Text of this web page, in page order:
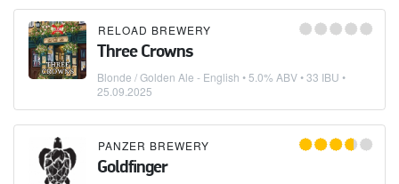
RELOAD BREWERY
Three Crowns
Blonde / Golden Ale - English • 5.0% ABV • 33 IBU •
25.09.2025
PANZER BREWERY
Goldfinger